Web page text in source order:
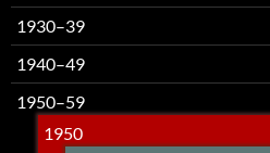
1930–39
1940–49
1950–59
1950